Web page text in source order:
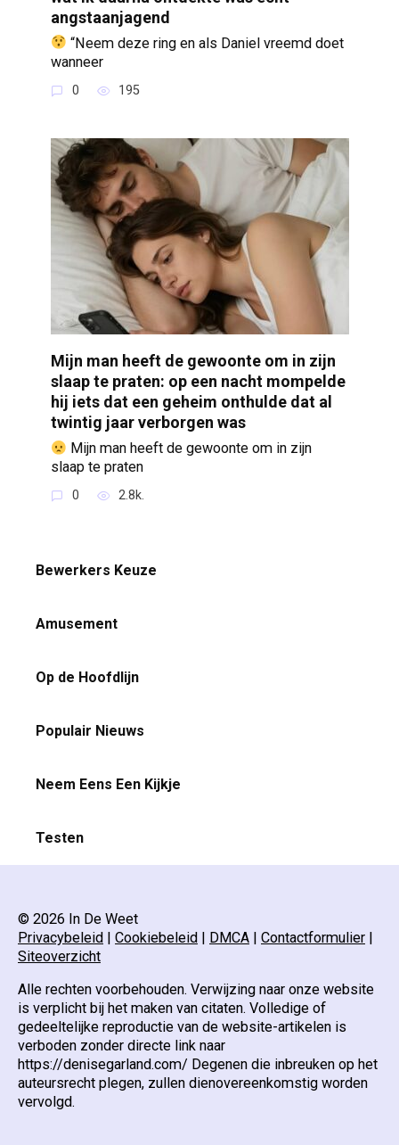
angstaanjagend
“Neem deze ring en als Daniel vreemd doet
wanneer
0 195
Mijn man heeft de gewoonte om in zijn
slaap te praten: op een nacht mompelde
hij iets dat een geheim onthulde dat al
twintig jaar verborgen was
Mijn man heeft de gewoonte om in zijn
slaap te praten
0 2.8k.
Bewerkers Keuze
Amusement
Op de Hoofdlijn
Populair Nieuws
Neem Eens Een Kijkje
Testen
© 2026 In De Weet
Privacybeleid | Cookiebeleid | DMCA | Contactformulier |
Siteoverzicht
Alle rechten voorbehouden. Verwijzing naar onze website
is verplicht bij het maken van citaten. Volledige of
gedeeltelijke reproductie van de website-artikelen is
verboden zonder directe link naar
https://denisegarland.com/ Degenen die inbreuken op het
auteursrecht plegen, zullen dienovereenkomstig worden
vervolgd.